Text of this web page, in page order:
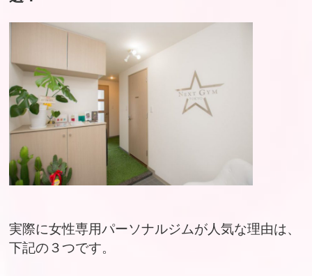
実際に女性専用パーソナルジムが人気な理由は、
下記の３つです。